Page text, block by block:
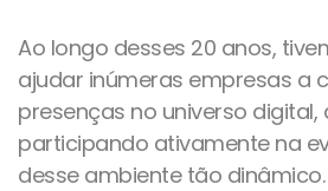
Ao longo desses 20 anos,
ajudar inúmeras empresas a
presenças no universo
participando ativamente na
desse ambiente tão dinâmico.